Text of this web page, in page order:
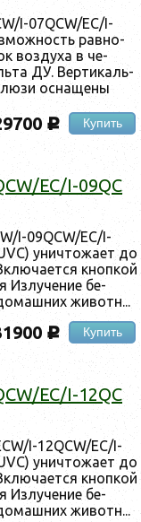
I-07QCW/EC/I-
рав­но­
воз­ду­ха в че­
ДУ. Вер­ти­каль­
ос­на­щены
c Купить
EC/I-09QC
I-09QCW/EC/I-
унич­то­жа­ет до
кноп­кой
Из­лу­чение бе­
жи­вотн...
c Купить
EC/I-12QC
I-12QCW/EC/I-
унич­то­жа­ет до
кноп­кой
Из­лу­чение бе­
жи­вотн...